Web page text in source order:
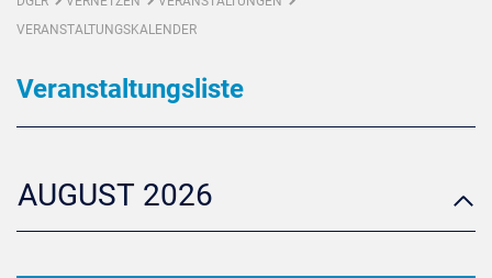
VERANSTALTUNGSKALENDER
Veranstaltungsliste
AUGUST 2026